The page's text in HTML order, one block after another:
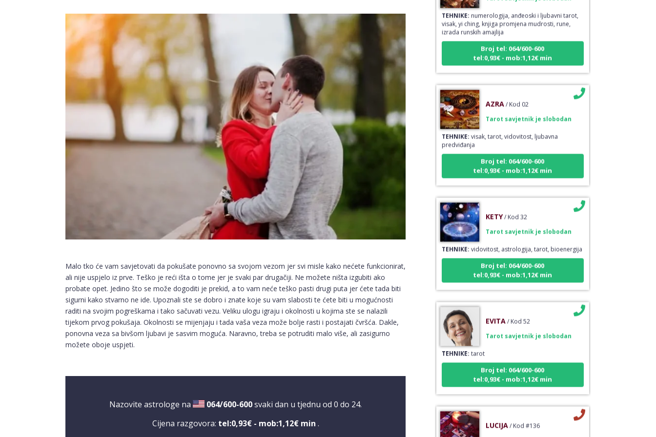
Malo tko će vam savjetovati da pokušate ponovno sa svojom vezom jer svi misle kako nećete funkcionirat,
ali nije uspjelo iz prve. Teško je reći išta o tome jer je svaki par drugačiji. Ne možete ništa izgubiti ako
probate opet. Jedino što se može dogoditi je prekid, a to vam neće teško pasti drugi puta jer ćete tada biti
sigurni kako stvarno ne ide. Upoznali ste se dobro i znate koje su vam slabosti te ćete biti u mogućnosti
raditi na svojim pogreškama i tako sačuvati vezu. Veliku ulogu igraju i okolnosti u kojima ste se nalazili
tijekom prvog pokušaja. Okolnosti se mijenjaju i tada vaša veza može bolje rasti i postajati čvršća. Dakle,
ponovna veza sa bivšom ljubavi je sasvim moguća. Naravno, treba se potruditi malo više, ali zasigurno
možete oboje uspjeti.
Nazovite astrologe na 064/600-600 svaki dan u tjednu od 0 do 24.
Cijena razgovora: tel:0,93€ - mob:1,12€ min .
TEHNIKE:numerologija, anđeoski i ljubavni tarot,
visak, yi ching, knjiga promjena mudrosti, rune,
izrada runskih amajlija
Broj tel: 064/600-600
tel:0,93€ - mob:1,12€ min
TEHNIKE:visak, tarot, vidovitost, ljubavna
predviđanja
Broj tel: 064/600-600
tel:0,93€ - mob:1,12€ min
TEHNIKE:vidovitost, astrologija, tarot, bioenergija
Broj tel: 064/600-600
tel:0,93€ - mob:1,12€ min
TEHNIKE:tarot
Broj tel: 064/600-600
tel:0,93€ - mob:1,12€ min